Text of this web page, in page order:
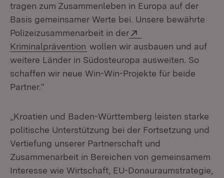
tragen zum Zusammenleben in Europa auf der
Basis gemeinsamer Werte bei. Unsere bewährte
Polizeizusammenarbeit in der
Kriminalprävention (Öffnet in neuem Fenster)
wollen wir ausbauen und auf
weitere Länder in Südosteuropa ausweiten. So
schaffen wir neue Win-Win-Projekte für beide
Partner.“
„Kroatien und Baden-Württemberg leisten starke
politische Unterstützung bei der Fortsetzung und
Vertiefung unserer Partnerschaft und
Zusammenarbeit in Bereichen von gemeinsamem
Interesse wie Wirtschaft, EU-Donauraumstrategie,